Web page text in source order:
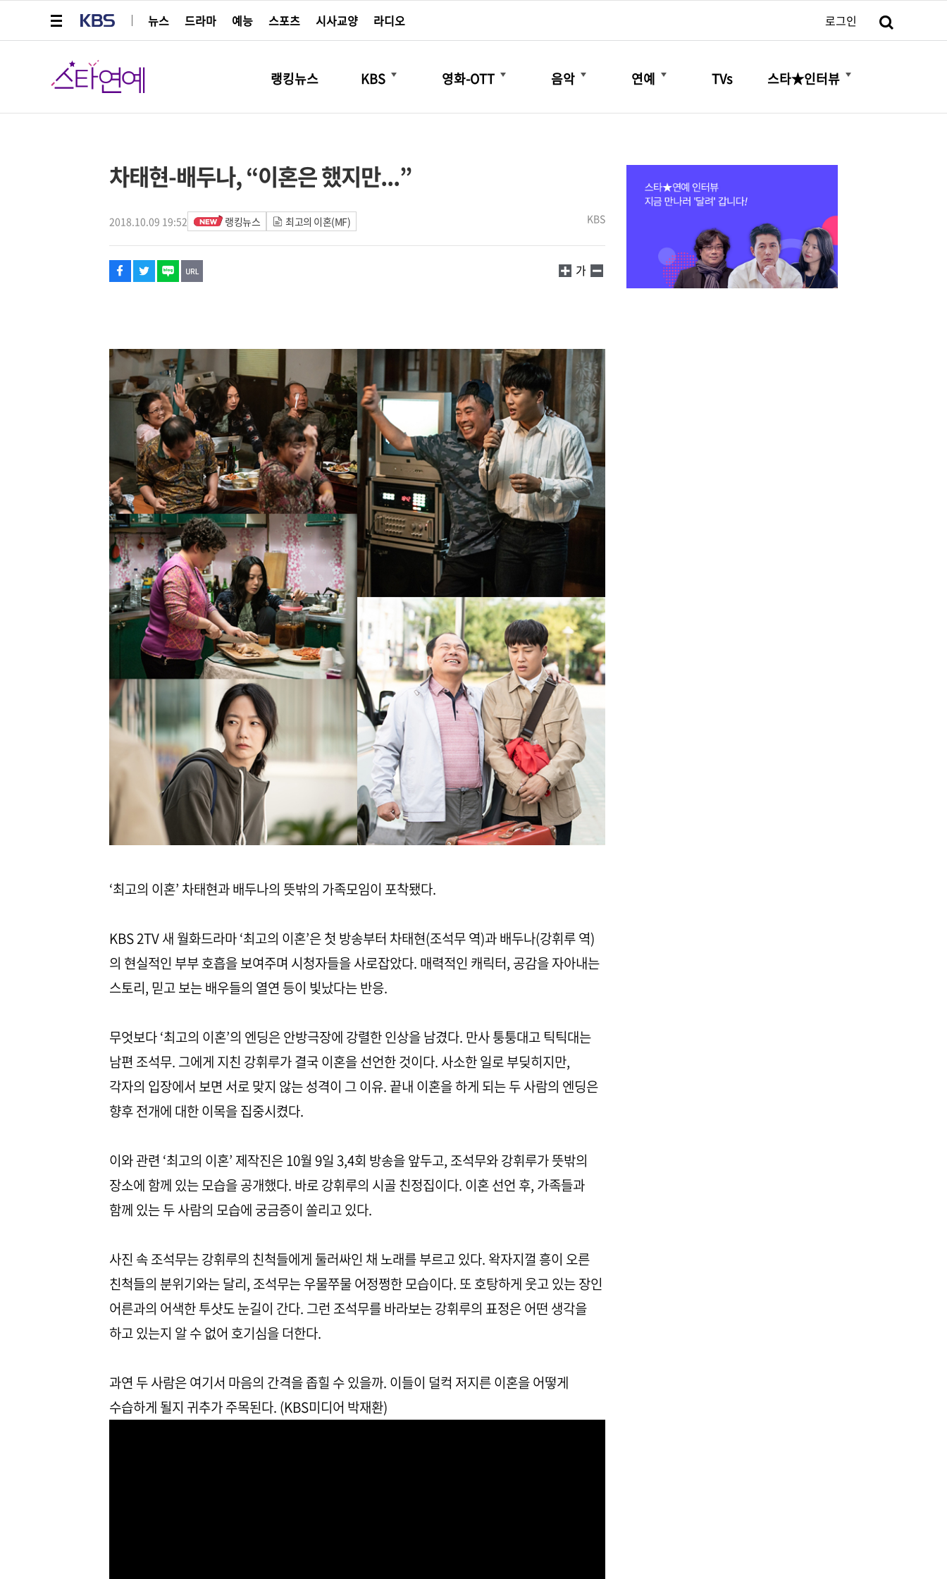
뉴스
드라마 예능 스포츠 시사교양 라디오 로그인
스타연예
랭킹뉴스 KBS
더보기
영화-OTT
더보기
음악
더보기
연예
더보기
TVs 스타★인터뷰
더보기
차태현-배두나, “이혼은 했지만...”
2018.10.09 19:52 랭킹뉴스 최고의 이혼(MF) KBS
페이스북
트위터
네이버
URL복사
글씨 작게보기
가
글씨 크게보기
‘최고의 이혼’ 차태현과 배두나의 뜻밖의 가족모임이 포착됐다.
KBS 2TV 새 월화드라마 ‘최고의 이혼’은 첫 방송부터 차태현(조석무 역)과 배두나(강휘루 역)
의 현실적인 부부 호흡을 보여주며 시청자들을 사로잡았다. 매력적인 캐릭터, 공감을 자아내는
스토리, 믿고 보는 배우들의 열연 등이 빛났다는 반응.
무엇보다 ‘최고의 이혼’의 엔딩은 안방극장에 강렬한 인상을 남겼다. 만사 퉁퉁대고 틱틱대는
남편 조석무. 그에게 지친 강휘루가 결국 이혼을 선언한 것이다. 사소한 일로 부딪히지만,
각자의 입장에서 보면 서로 맞지 않는 성격이 그 이유. 끝내 이혼을 하게 되는 두 사람의 엔딩은
향후 전개에 대한 이목을 집중시켰다.
이와 관련 ‘최고의 이혼’ 제작진은 10월 9일 3,4회 방송을 앞두고, 조석무와 강휘루가 뜻밖의
장소에 함께 있는 모습을 공개했다. 바로 강휘루의 시골 친정집이다. 이혼 선언 후, 가족들과
함께 있는 두 사람의 모습에 궁금증이 쏠리고 있다.
사진 속 조석무는 강휘루의 친척들에게 둘러싸인 채 노래를 부르고 있다. 왁자지껄 흥이 오른
친척들의 분위기와는 달리, 조석무는 우물쭈물 어정쩡한 모습이다. 또 호탕하게 웃고 있는 장인
어른과의 어색한 투샷도 눈길이 간다. 그런 조석무를 바라보는 강휘루의 표정은 어떤 생각을
하고 있는지 알 수 없어 호기심을 더한다.
과연 두 사람은 여기서 마음의 간격을 좁힐 수 있을까. 이들이 덜컥 저지른 이혼을 어떻게
수습하게 될지 귀추가 주목된다. (KBS미디어 박재환)
해시태그